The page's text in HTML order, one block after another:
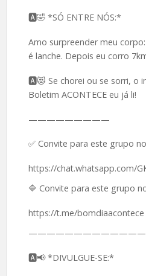
🅰️🤣 *SÓ ENTRE NÓS:*
Amo surpreender meu
é lanche. Depois eu corro
🅰️😻 Se chorei ou se sorri, o
Boletim ACONTECE eu já li!
—————————
✅ Convite para este grupo
https://chat.whatsapp.com/
🔷 Convite para este grupo
https://t.me/bomdiaacontece
—————————————
🅰️📢 *DIVULGUE-SE:*